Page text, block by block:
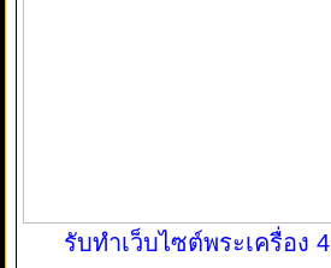
รับทำเว็บไซต์พระเครื่อง